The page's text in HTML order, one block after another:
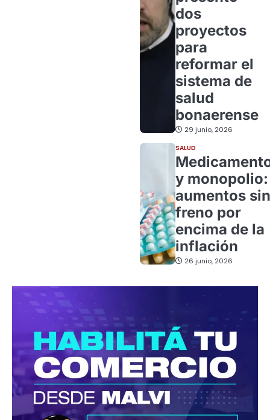
dos
proyectos
para
reformar el
sistema de
salud
bonaerense
29 junio, 2026
SALUD
y monopolio:
aumentos sin
freno por
encima de la
inflación
26 junio, 2026